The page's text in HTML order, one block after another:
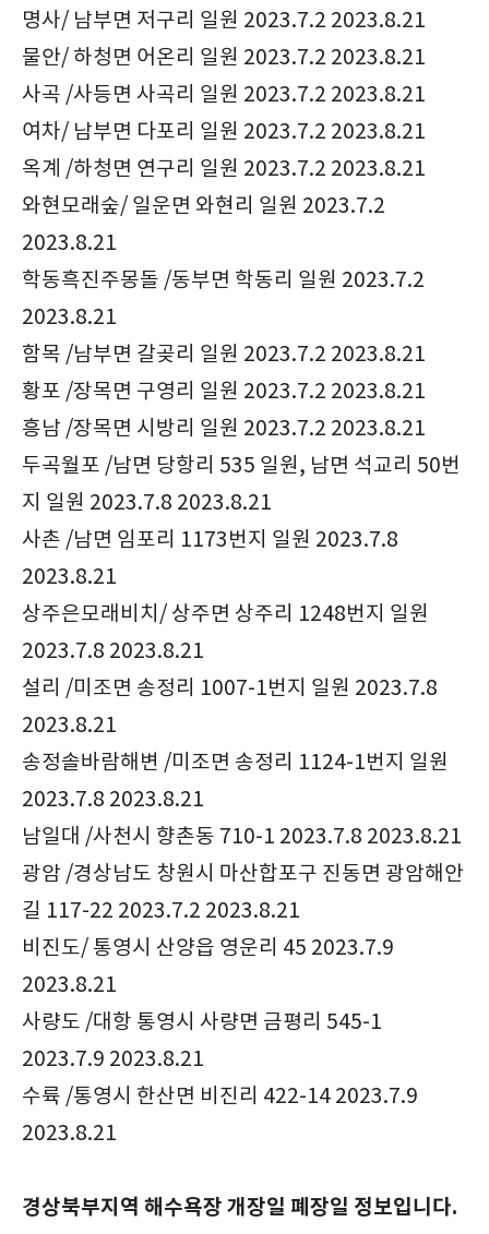
명사/ 남부면 저구리 일원 2023.7.2 2023.8.21
물안/ 하청면 어온리 일원 2023.7.2 2023.8.21
사곡 /사등면 사곡리 일원 2023.7.2 2023.8.21
여차/ 남부면 다포리 일원 2023.7.2 2023.8.21
옥계 /하청면 연구리 일원 2023.7.2 2023.8.21
와현모래숲/ 일운면 와현리 일원 2023.7.2
2023.8.21
학동흑진주몽돌 /동부면 학동리 일원 2023.7.2
2023.8.21
함목 /남부면 갈곶리 일원 2023.7.2 2023.8.21
황포 /장목면 구영리 일원 2023.7.2 2023.8.21
흥남 /장목면 시방리 일원 2023.7.2 2023.8.21
두곡월포 /남면 당항리 535 일원, 남면 석교리 50번
지 일원 2023.7.8 2023.8.21
사촌 /남면 임포리 1173번지 일원 2023.7.8
2023.8.21
상주은모래비치/ 상주면 상주리 1248번지 일원
2023.7.8 2023.8.21
설리 /미조면 송정리 1007-1번지 일원 2023.7.8
2023.8.21
송정솔바람해변 /미조면 송정리 1124-1번지 일원
2023.7.8 2023.8.21
남일대 /사천시 향촌동 710-1 2023.7.8 2023.8.21
광암 /경상남도 창원시 마산합포구 진동면 광암해안
길 117-22 2023.7.2 2023.8.21
비진도/ 통영시 산양읍 영운리 45 2023.7.9
2023.8.21
사량도 /대항 통영시 사량면 금평리 545-1
2023.7.9 2023.8.21
수륙 /통영시 한산면 비진리 422-14 2023.7.9
2023.8.21
경상북부지역 해수욕장 개장일 폐장일 정보입니다.